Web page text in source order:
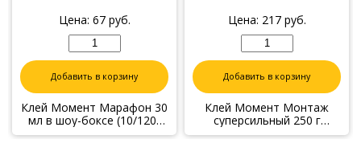
Цена: 67руб.
Добавить в корзину
Клей Момент Марафон 30
мл в шоу-боксе (10/120)
Хенкель
Цена: 217руб.
Добавить в корзину
Клей Момент Монтаж
суперсильный 250 г
Хенкель